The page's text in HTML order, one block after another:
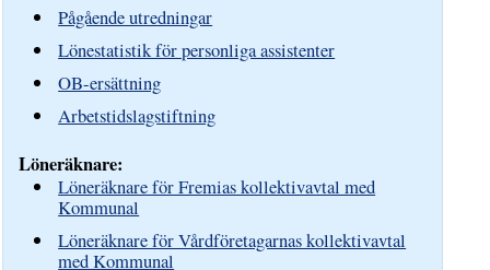
Pågående utredningar
Lönestatistik för personliga assistenter
OB-ersättning
Arbetstidslagstiftning
Löneräknare:
Löneräknare för Fremias kollektivavtal med
Kommunal
Löneräknare för Vårdföretagarnas kollektivavtal
med Kommunal